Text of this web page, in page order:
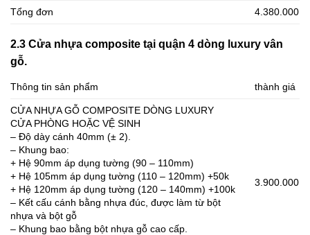
Tổng đơn 4.380.000
2.3 Cửa nhựa composite tại quận 4 dòng luxury vân
gỗ.
Thông tin sản phẩm thành giá
CỬA NHỰA GỖ COMPOSITE DÒNG LUXURY
CỬA PHÒNG HOẶC VỆ SINH
– Độ dày cánh 40mm (± 2).
– Khung bao:
+ Hệ 90mm áp dụng tường (90 – 110mm)
+ Hệ 105mm áp dụng tường (110 – 120mm) +50k
+ Hệ 120mm áp dụng tường (120 – 140mm) +100k
– Kết cấu cánh bằng nhựa đúc, được làm từ bột
nhựa và bột gỗ
– Khung bao bằng bột nhựa gỗ cao cấp.
3.900.000